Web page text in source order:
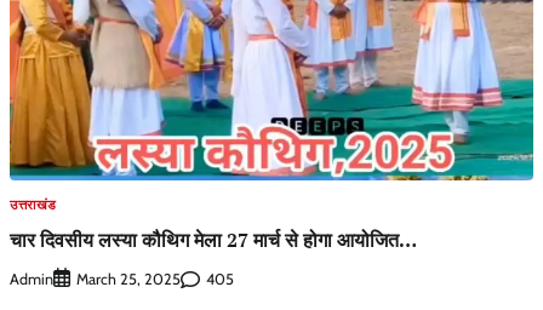
उत्तराखंड
चार दिवसीय लस्या कौथिग मेला 27 मार्च से होगा आयोजित…
Admin March 25, 2025 405